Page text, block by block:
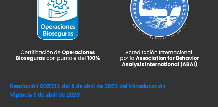
Resolución 005311 del 8 de abril de 2022 del Mineducación,
Vigencia 8 de abril de 2028